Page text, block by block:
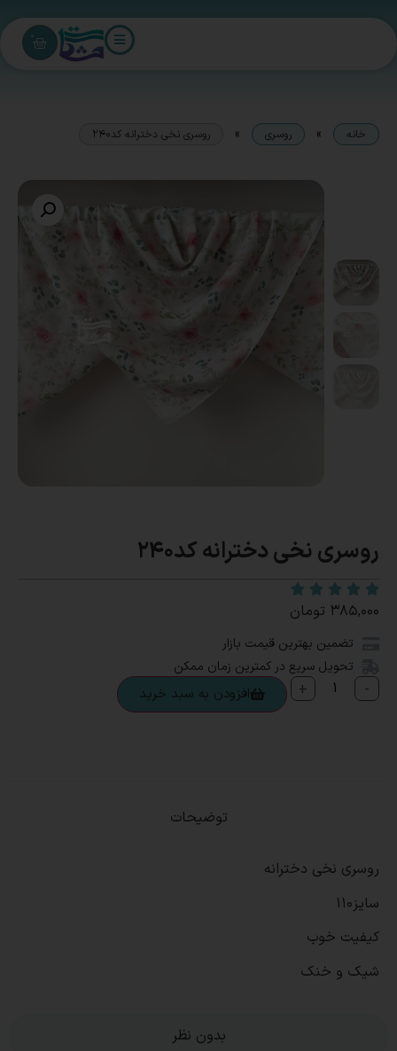
0
خانه » روسری » روسری نخی دخترانه کد240
روسری نخی دخترانه کد240
۳۸۵,۰۰۰ تومان
تضمین بهترین قیمت بازار
تحویل سریع در کمترین زمان ممکن
-
+ افزودن به سبد خرید
توضیحات
بدون نظر
روسری نخی دخترانه
سایز110
کیفیت خوب
شیک و خنک